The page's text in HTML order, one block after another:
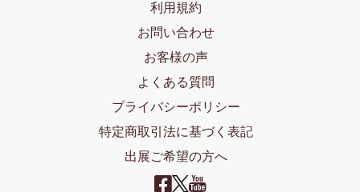
利用規約
お問い合わせ
お客様の声
よくある質問
プライバシーポリシー
特定商取引法に基づく表記
出展ご希望の方へ